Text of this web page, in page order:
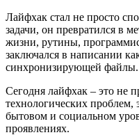
Лайфхак стал не просто
задачи, он превратился в
жизни, рутины,
заключался в написании
синхронизирующей файлы.
Сегодня лайфхак – это не
технологических проблем,
бытовом и социальном
проявлениях.